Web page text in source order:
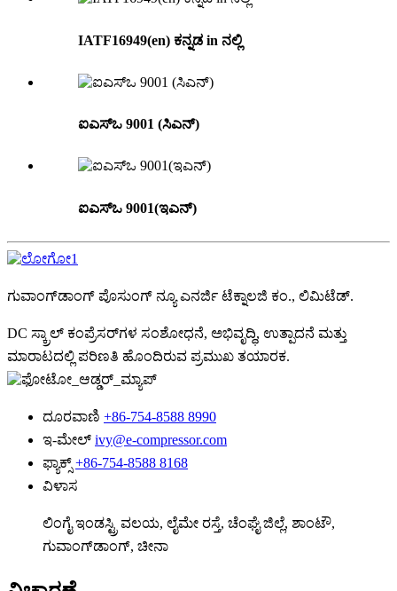
IATF16949(en) ಕನ್ನಡ in ನಲ್ಲಿ
ಐಎಸ್ಒ 9001 (ಸಿಎನ್)
ಐಎಸ್ಒ 9001(ಇಎನ್)
ಗುವಾಂಗ್‌ಡಾಂಗ್ ಪೊಸುಂಗ್ ನ್ಯೂ ಎನರ್ಜಿ ಟೆಕ್ನಾಲಜಿ ಕಂ., ಲಿಮಿಟೆಡ್.
DC ಸ್ಕ್ರಾಲ್ ಕಂಪ್ರೆಸರ್‌ಗಳ ಸಂಶೋಧನೆ, ಅಭಿವೃದ್ಧಿ, ಉತ್ಪಾದನೆ ಮತ್ತು
ಮಾರಾಟದಲ್ಲಿ ಪರಿಣತಿ ಹೊಂದಿರುವ ಪ್ರಮುಖ ತಯಾರಕ.
ದೂರವಾಣಿ +86-754-8588 8990
ಇ-ಮೇಲ್ ivy@e-compressor.com
ಫ್ಯಾಕ್ಸ್ +86-754-8588 8168
ವಿಳಾಸ
ಲಿಂಗೈ ಇಂಡಸ್ಟ್ರಿ ವಲಯ, ಲೈಮೇ ರಸ್ತೆ, ಚೆಂಘೈ ಜಿಲ್ಲೆ, ಶಾಂಟೌ,
ಗುವಾಂಗ್‌ಡಾಂಗ್, ಚೀನಾ